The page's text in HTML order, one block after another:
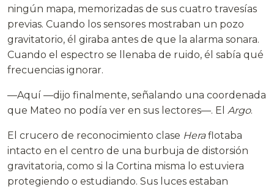
ningún mapa, memorizadas de sus cuatro travesías
previas. Cuando los sensores mostraban un pozo
gravitatorio, él giraba antes de que la alarma sonara.
Cuando el espectro se llenaba de ruido, él sabía qué
frecuencias ignorar.
—Aquí —dijo finalmente, señalando una coordenada
que Mateo no podía ver en sus lectores—. El Argo.
El crucero de reconocimiento clase Heraflotaba
intacto en el centro de una burbuja de distorsión
gravitatoria, como si la Cortina misma lo estuviera
protegiendo o estudiando. Sus luces estaban